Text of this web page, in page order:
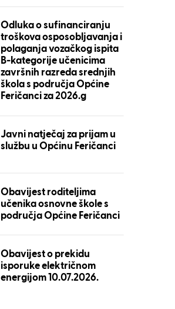
Odluka o sufinanciranju
troškova osposobljavanja i
polaganja vozačkog ispita
B-kategorije učenicima
završnih razreda srednjih
škola s područja Općine
Feričanci za 2026.g
Javni natječaj za prijam u
službu u Općinu Feričanci
Obavijest roditeljima
učenika osnovne škole s
područja Općine Feričanci
Obavijest o prekidu
isporuke električnom
energijom 10.07.2026.